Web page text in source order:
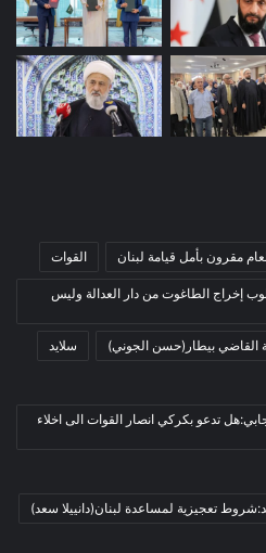
(1)
(4)
(91)
(26)
مقرون بأمل قيامة لبنان القوات
إخراج الطاغوت من دار العدالة وليس
القاضي بيطار(حسن الجوني) سلايد
تدعو بكركي انصار القوات الى اخلاء
تعجيزية لمساعدة لبنان(دانييلا سعد)